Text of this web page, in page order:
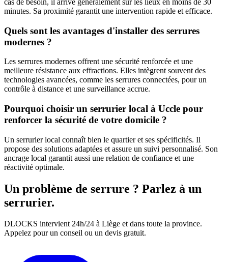
minutes. Sa proximité garantit une intervention rapide et efficace.
Quels sont les avantages d'installer des serrures
modernes ?
Les serrures modernes offrent une sécurité renforcée et une
meilleure résistance aux effractions. Elles intègrent souvent des
technologies avancées, comme les serrures connectées, pour un
contrôle à distance et une surveillance accrue.
Pourquoi choisir un serrurier local à Uccle pour
renforcer la sécurité de votre domicile ?
Un serrurier local connaît bien le quartier et ses spécificités. Il
propose des solutions adaptées et assure un suivi personnalisé. Son
ancrage local garantit aussi une relation de confiance et une
réactivité optimale.
Un problème de serrure ? Parlez à un
serrurier.
DLOCKS intervient 24h/24 à Liège et dans toute la province.
Appelez pour un conseil ou un devis gratuit.